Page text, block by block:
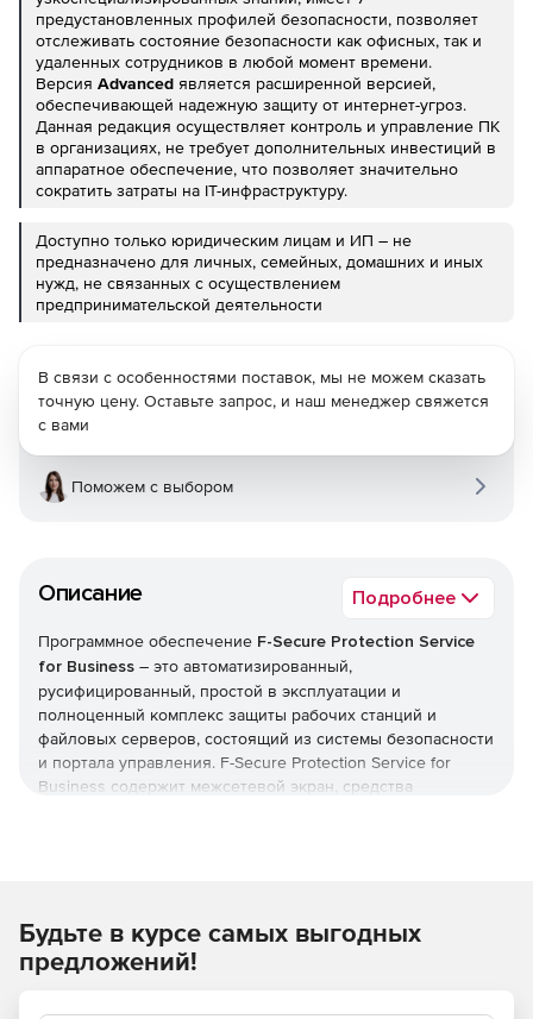
предустановленных профилей безопасности, позволяет
отслеживать состояние безопасности как офисных, так и
удаленных сотрудников в любой момент времени.
Версия Advanced является расширенной версией,
обеспечивающей надежную защиту от интернет-угроз.
Данная редакция осуществляет контроль и управление ПК
в организациях, не требует дополнительных инвестиций в
аппаратное обеспечение, что позволяет значительно
сократить затраты на IT-инфраструктуру.
Доступно только юридическим лицам и ИП – не
предназначено для личных, семейных, домашних и иных
нужд, не связанных с осуществлением
предпринимательской деятельности
Описание Подробнее
Программное обеспечение F-Secure Protection Service
for Business – это автоматизированный,
русифицированный, простой в эксплуатации и
полноценный комплекс защиты рабочих станций и
файловых серверов, состоящий из системы безопасности
и портала управления. F-Secure Protection Service for
Business содержит межсетевой экран, средства
круглосуточное функционирование системы
безопасности с минимальным вмешательством
пользователя и нагрузкой на ресурсы.
В связи с особенностями поставок, мы не можем сказать
точную цену. Оставьте запрос, и наш менеджер свяжется
с вами
Поможем с выбором
Будьте в курсе самых выгодных
предложений!